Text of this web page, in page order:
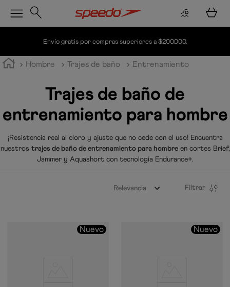
Envío gratis por compras superiores a $200.000.
Hombre Trajes de baño Entrenamiento
Trajes de baño de
entrenamiento para hombre
¡Resistencia real al cloro y ajuste que no cede con el uso! Encuentra
nuestros trajes de baño de entrenamiento para hombreen cortes Brief,
Jammer y Aquashort con tecnología Endurance+.
Relevancia Filtrar
Nuevo Nuevo